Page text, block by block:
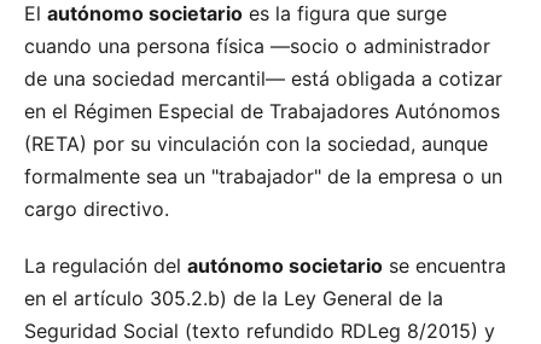
El autónomo societario es la figura que surge
cuando una persona física —socio o administrador
de una sociedad mercantil— está obligada a cotizar
en el Régimen Especial de Trabajadores Autónomos
(RETA) por su vinculación con la sociedad, aunque
formalmente sea un "trabajador" de la empresa o un
cargo directivo.
La regulación del autónomo societario se encuentra
en el artículo 305.2.b) de la Ley General de la
Seguridad Social (texto refundido RDLeg 8/2015) y